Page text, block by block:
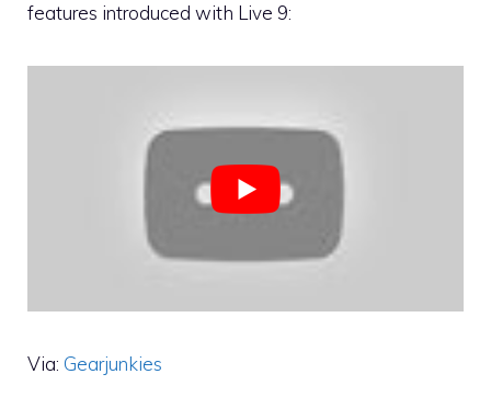
features introduced with Live 9:
Via: Gearjunkies